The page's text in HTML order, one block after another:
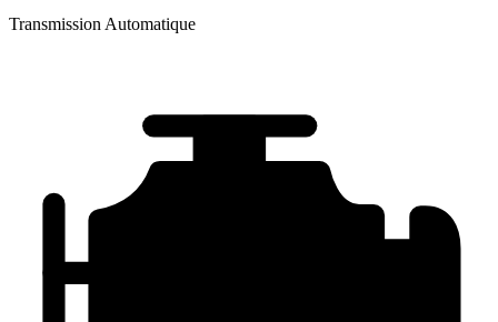
Transmission Automatique